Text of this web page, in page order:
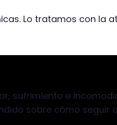
Lo tratamos con la
sufrimiento e
sobre cómo seguir